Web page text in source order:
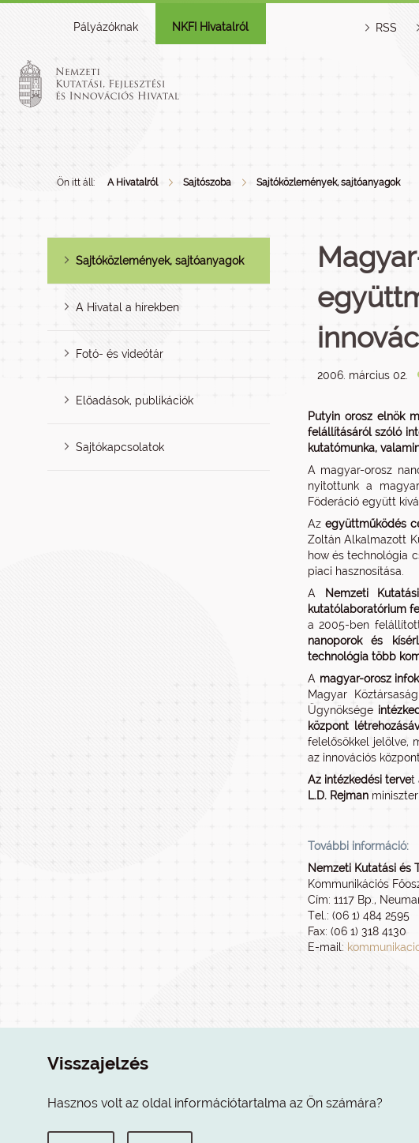
Pályázóknak NKFI Hivatalról RSS
Ön itt áll: A Hivatalról Sajtószoba Sajtóközlemények, sajtóanyagok
Sajtóközlemények, sajtóanyagok
A Hivatal a hírekben
Fotó- és videótár
Előadások, publikációk
Sajtókapcsolatok
2006. március 02.
Putyin orosz elnök
felállításáról szóló
kutatómunka,
A magyar-orosz
nyitottunk a
Föderáció együtt
Az együttműködés
Zoltán Alkalmazott
how és technológia
piaci hasznosítása.
A
Nemzeti
kutatólaboratórium
a 2005-ben
nanoporok és
technológia több
A magyar-orosz
Magyar
Ügynöksége
központ
felelősökkel jelölve,
az innovációs központ
Az intézkedési tervet
L.D. Rejman
További információ:
Nemzeti Kutatási és
Kommunikációs
Cím: 1117 Bp.,
Tel.: (06 1) 484 2595
Fax: (06 1) 318 4130
E-mail:
Visszajelzés
Hasznos volt az oldal információtartalma az Ön számára?